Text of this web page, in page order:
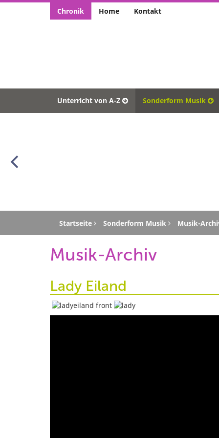
Chronik Home Kontakt
Unterricht von A-Z Sonderform Musik
Startseite Sonderform Musik Musik-
Musik-Archiv
Lady Eiland